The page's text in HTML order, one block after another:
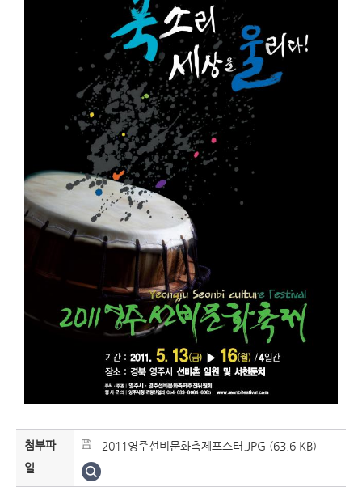
첨부파
일
2011영주선비문화축제포스터.JPG (63.6 KB)